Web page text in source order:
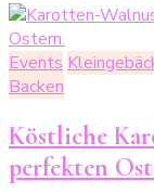
Events
Backen
Köstliche
perfekten